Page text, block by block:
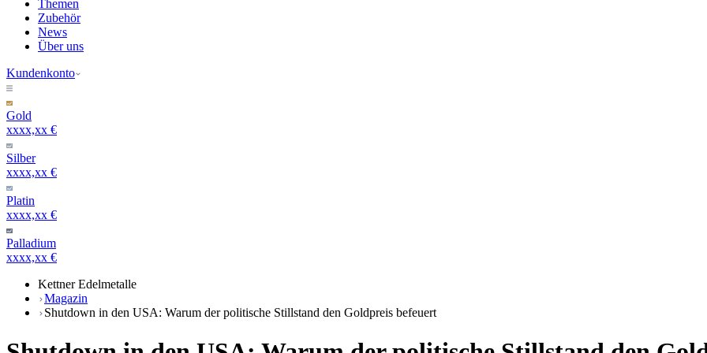
Themen
Zubehör
News
Über uns
Kundenkonto
Gold
xxxx,xx €
Silber
xxxx,xx €
Platin
xxxx,xx €
Palladium
xxxx,xx €
Kettner Edelmetalle
Magazin
Shutdown in den USA: Warum der politische Stillstand den Goldpreis befeuert